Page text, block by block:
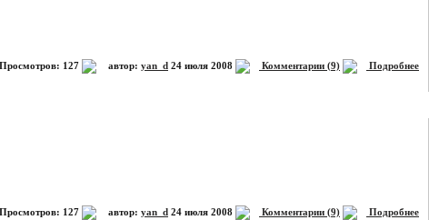
Просмотров: 127 автор: yan_d 24 июля 2008 Комментарии (9) Подробнее
Просмотров: 127 автор: yan_d 24 июля 2008 Комментарии (9) Подробнее